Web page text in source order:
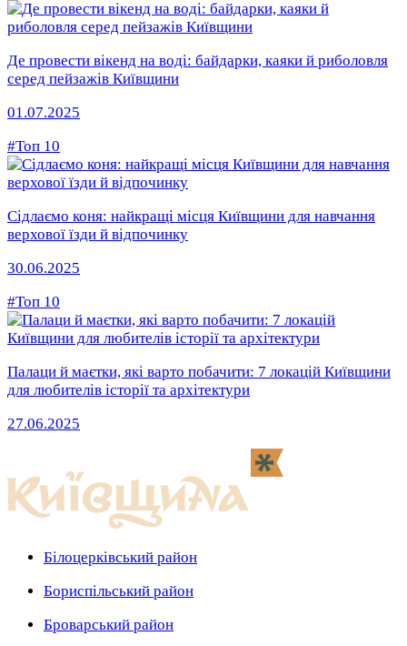
Де провести вікенд на воді: байдарки, каяки й риболовля
серед пейзажів Київщини
01.07.2025
#Топ 10
Сідлаємо коня: найкращі місця Київщини для навчання
верхової їзди й відпочинку
30.06.2025
#Топ 10
Палаци й маєтки, які варто побачити: 7 локацій Київщини
для любителів історії та архітектури
27.06.2025
Білоцерківський район
Бориспільський район
Броварський район